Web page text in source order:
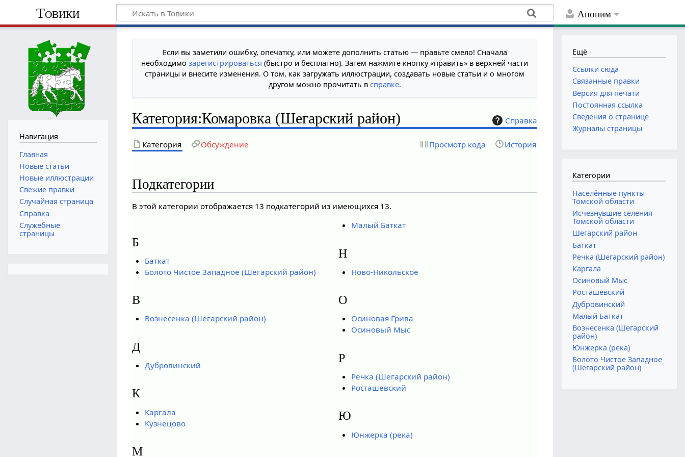
Аноним
Товики
Если вы заметили ошибку, опечатку, или можете дополнить статью — правьте смело! Сначала
необходимозарегистрироваться (быстро и бесплатно). Затем нажмите кнопку «править» в верхней части
страницы и внесите изменения. О том, как загружать иллюстрации, создавать новые статьи и о многом
другом можно прочитать в справке.
Справка
Категория:Комаровка (Шегарский район)
Категория Обсуждение Просмотр кода История
Подкатегории
В этой категории отображается 13 подкатегорий из имеющихся 13.
Б
Баткат
Болото Чистое Западное (Шегарский район)
В
Вознесенка (Шегарский район)
Д
Дубровинский
К
Каргала
Кузнецово
М
Малый Баткат
Н
Ново-Никольское
О
Осиновая Грива
Осиновый Мыс
Р
Речка (Шегарский район)
Росташевский
Ю
Юнжерка (река)
Навигация
Главная
Новые статьи
Новые иллюстрации
Свежие правки
Случайная страница
Справка
Служебные
страницы
Ещё
Ссылки сюда
Связанные правки
Версия для печати
Постоянная ссылка
Сведения о странице
Журналы страницы
Категории
Населённые пункты
Томской области
Исчезнувшие селения
Томской области
Шегарский район
Баткат
Речка (Шегарский район)
Каргала
Осиновый Мыс
Росташевский
Дубровинский
Малый Баткат
Вознесенка (Шегарский
район)
Юнжерка (река)
Болото Чистое Западное
(Шегарский район)